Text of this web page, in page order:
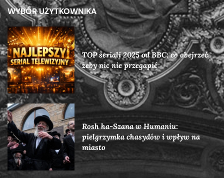
WYBÓR UŻYTKOWNIKA
TOP seriali 2025 od BBC: co obejrzeć,
żeby nic nie przegapić
Rosh ha-Szana w Humaniu:
pielgrzymka chasydów i wpływ na
miasto